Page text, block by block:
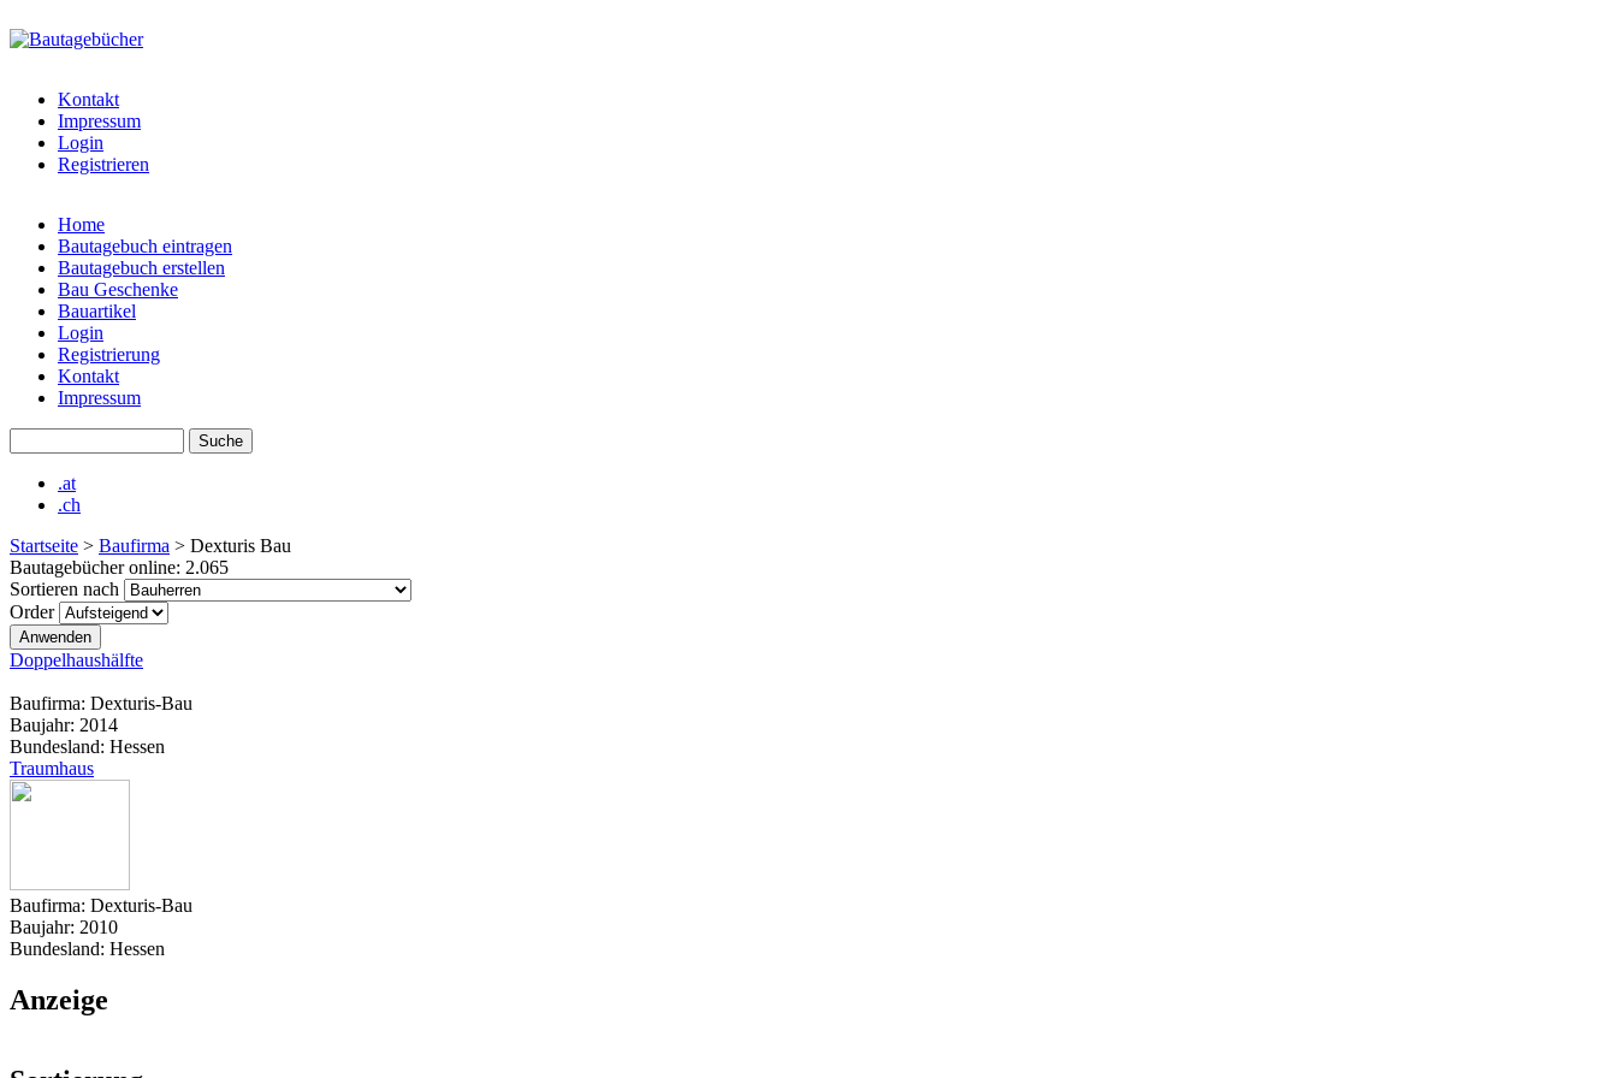
bautagebuch-
liste.de
Kontakt
Impressum
Login
Registrieren
Hauptmenü
Home
Bautagebuch eintragen
Bautagebuch erstellen
Bau Geschenke
Bauartikel
Login
Registrierung
Kontakt
Impressum
.at
.ch
Startseite > Baufirma > Dexturis Bau
Bautagebücher online: 2.065
Sortieren nach
Order
Doppelhaushälfte
Baufirma: Dexturis-Bau
Baujahr: 2014
Bundesland: Hessen
Traumhaus
Baufirma: Dexturis-Bau
Baujahr: 2010
Bundesland: Hessen
Anzeige